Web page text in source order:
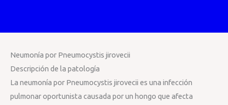
Neumonía por Pneumocystis jirovecii
Descripción de la patología
La neumonía por Pneumocystis jirovecii es una infección
pulmonar oportunista causada por un hongo que afecta